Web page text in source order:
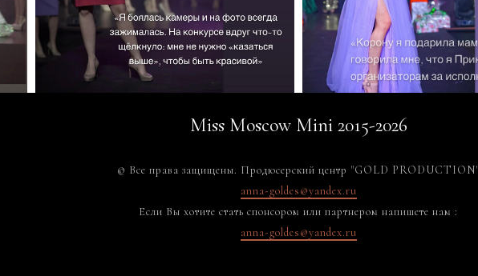
Miss Moscow Mini 2015-2026
© Все права защищены. Продюсерский центр "GOLD
anna-goldes@yandex.ru
Если Вы хотите стать спонсором или партнером напишете нам :
anna-goldes@yandex.ru